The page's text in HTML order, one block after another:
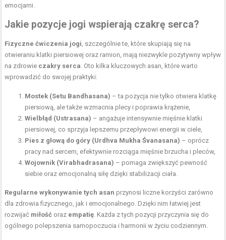
emocjami.
Jakie pozycje jogi wspierają czakrę serca?
Fizyczne ćwiczenia jogi, szczególnie te, które skupiają się na
otwieraniu klatki piersiowej oraz ramion, mają niezwykle pozytywny wpływ
na zdrowie czakry serca. Oto kilka kluczowych asan, które warto
wprowadzić do swojej praktyki:
Mostek (Setu Bandhasana) – ta pozycja nie tylko otwiera klatkę
piersiową, ale także wzmacnia plecy i poprawia krążenie,
Wielbłąd (Ustrasana) – angażuje intensywnie mięśnie klatki
piersiowej, co sprzyja lepszemu przepływowi energii w ciele,
Pies z głową do góry (Urdhva Mukha Śvanasana) – oprócz
pracy nad sercem, efektywnie rozciąga mięśnie brzucha i pleców,
Wojownik (Virabhadrasana) – pomaga zwiększyć pewność
siebie oraz emocjonalną siłę dzięki stabilizacji ciała.
Regularne wykonywanie tych asan przynosi liczne korzyści zarówno
dla zdrowia fizycznego, jak i emocjonalnego. Dzięki nim łatwiej jest
rozwijać miłość oraz empatię. Każda z tych pozycji przyczynia się do
ogólnego polepszenia samopoczucia i harmonii w życiu codziennym.